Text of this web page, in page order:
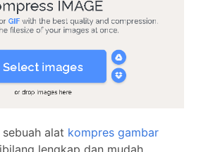
alat kompres gambar
lengkap dan mudah